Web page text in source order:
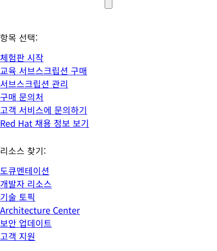
항목 선택:
체험판 시작
교육 서브스크립션 구매
서브스크립션 관리
구매 문의처
고객 서비스에 문의하기
Red Hat 채용 정보 보기
리소스 찾기:
도큐멘테이션
개발자 리소스
기술 토픽
Architecture Center
보안 업데이트
고객 지원